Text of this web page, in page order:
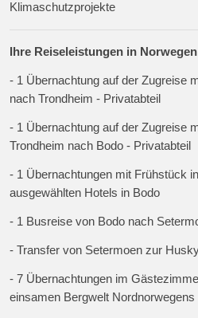
Klimaschutzprojekte
Ihre Reiseleistungen in
- 1 Übernachtung auf der Zugreise
nach Trondheim - Privatabteil
- 1 Übernachtung auf der Zugreise
Trondheim nach Bodo - Privatabteil
- 1 Übernachtungen mit Frühstück
ausgewählten Hotels in Bodo
- 1 Busreise von Bodo nach
- Transfer von Setermoen zur
- 7 Übernachtungen im
einsamen Bergwelt Nordnorwegens